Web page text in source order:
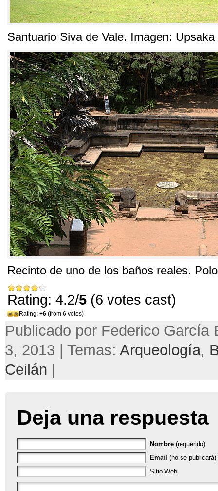
Santuario Siva de Vale. Imagen: Upsaka
Recinto de uno de los baños reales.
Rating: 4.2/5 (6 votes cast)
Rating: +6 (from 6 votes)
Publicado por Federico García
3, 2013 | Temas: Arqueología,
Ceilán
Deja una respuesta
Nombre (requerido)
Email (no se publicará)
Sitio Web